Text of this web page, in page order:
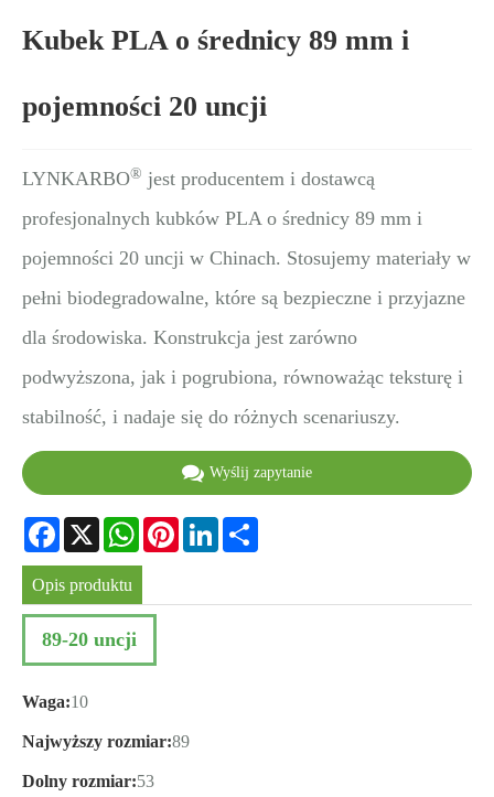
Kubek PLA o średnicy 89 mm i
pojemności 20 uncji
LYNKARBO® jest producentem i dostawcą
profesjonalnych kubków PLA o średnicy 89 mm i
pojemności 20 uncji w Chinach. Stosujemy materiały w
pełni biodegradowalne, które są bezpieczne i przyjazne
dla środowiska. Konstrukcja jest zarówno
podwyższona, jak i pogrubiona, równoważąc teksturę i
stabilność, i nadaje się do różnych scenariuszy.
Wyślij zapytanie
Facebook
X WhatsAppPinterestLinkedIn
Opis produktu
89-20 uncji
Waga:10
Najwyższy rozmiar:89
Dolny rozmiar:53